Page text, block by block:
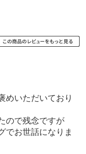
めいただいており
ので残念ですが
でお世話になりま